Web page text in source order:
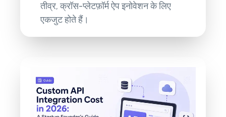
तीव्र, क्रॉस-प्लेटफ़ॉर्म ऐप इनोवेशन के लिए
एकजुट होते हैं।